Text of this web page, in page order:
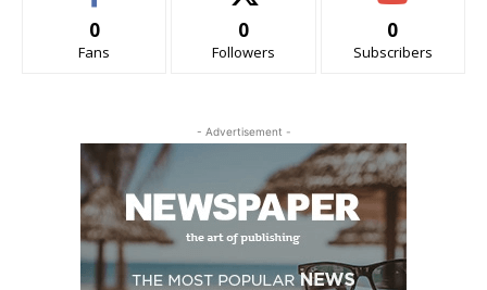
0
Fans
0
Followers
0
Subscribers
- Advertisement -